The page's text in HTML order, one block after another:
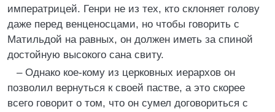
императрицей. Генри не из тех, кто склоняет голову
даже перед венценосцами, но чтобы говорить с
Матильдой на равных, он должен иметь за спиной
достойную высокого сана свиту.
– Однако кое-кому из церковных иерархов он
позволил вернуться к своей пастве, а это скорее
всего говорит о том, что он сумел договориться с